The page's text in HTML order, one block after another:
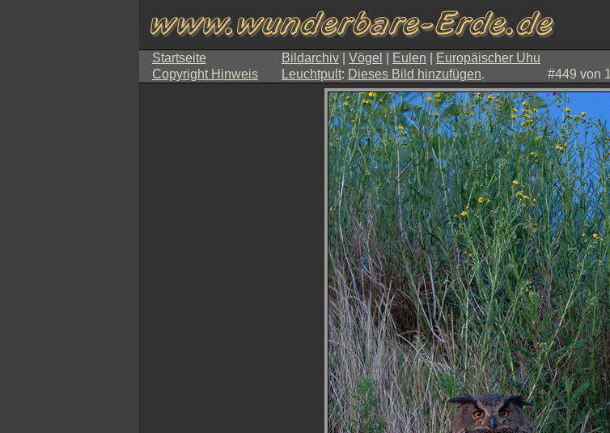
Startseite Bildarchiv Vögel Eulen
Europäischer Uhu
Copyright Hinweis
Leuchtpult: Dieses Bild hinzufügen. #449 von